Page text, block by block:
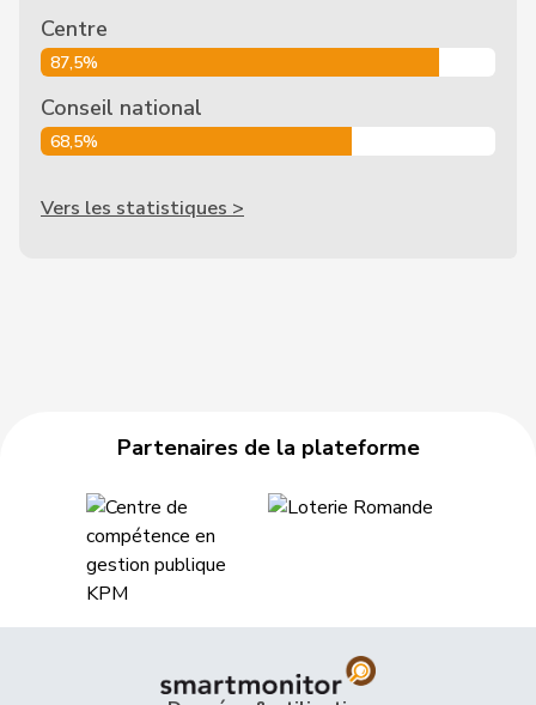
Centre
87,5%
Conseil national
68,5%
Vers les statistiques >
Partenaires de la plateforme